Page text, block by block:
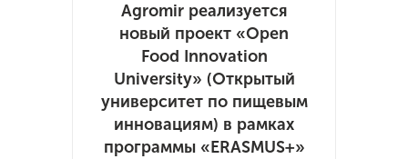
Agromir реализуется
новый проект «Open
Food Innovation
University» (Открытый
университет по пищевым
инновациям) в рамках
программы «ERASMUS+»